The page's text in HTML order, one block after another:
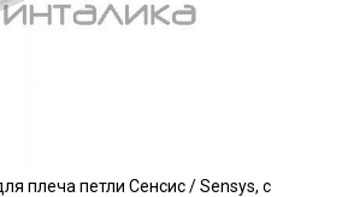
плеча петли Сенсис / Sensys, с